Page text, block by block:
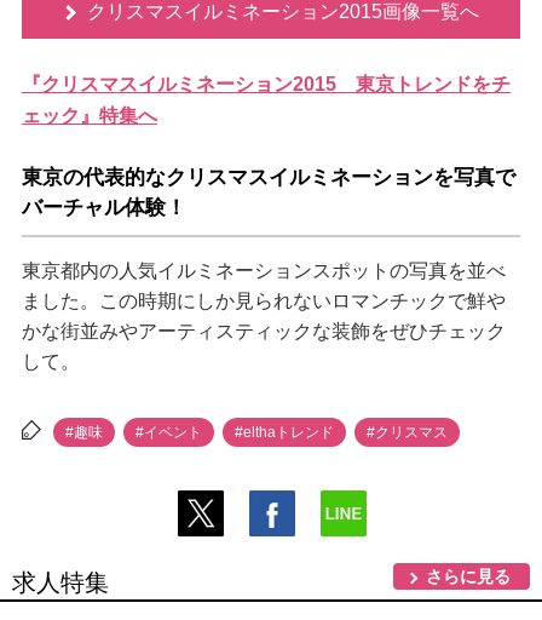
クリスマスイルミネーション2015画像一覧へ
『クリスマスイルミネーション2015 東京トレンドをチ
ェック』特集へ
東京の代表的なクリスマスイルミネーションを写真で
バーチャル体験！
東京都内の人気イルミネーションスポットの写真を並べ
ました。この時期にしか見られないロマンチックで鮮
かな街並みやアーティスティックな装飾をぜひチェック
して。
#趣味 #イベント #elthaトレンド #クリスマス
求人特集 さらに見る